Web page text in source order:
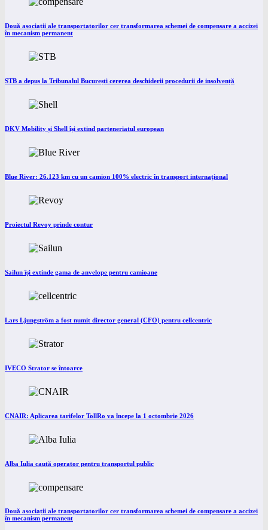
Două asociații ale transportatorilor cer transformarea schemei de compensare a accizei
în mecanism permanent
STB a depus la Tribunalul București cererea deschiderii procedurii de insolvență
DKV Mobility și Shell își extind parteneriatul european
Blue River: 26.123 km cu un camion 100% electric în transport internațional
Proiectul Revoy prinde contur
Sailun își extinde gama de anvelope pentru camioane
Lars Ljungström a fost numit director general (CFO) pentru cellcentric
IVECO Strator se întoarce
CNAIR: Aplicarea tarifelor TollRo va începe la 1 octombrie 2026
Alba Iulia caută operator pentru transportul public
Două asociații ale transportatorilor cer transformarea schemei de compensare a accizei
în mecanism permanent